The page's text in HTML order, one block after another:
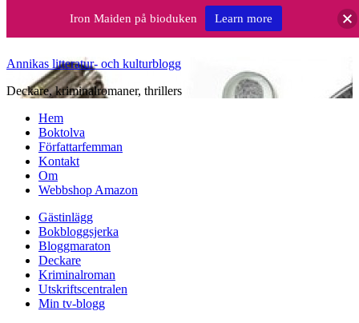
Annikas litteratur- och kulturblogg
Deckare, kriminalromaner, thrillers
Hem
Boktolva
Författarfemman
Kontakt
Om
Webbshop Amazon
Gästinlägg
Bokbloggsjerka
Bloggmaraton
Deckare
Kriminalroman
Utskriftscentralen
Min tv-blogg
Iron Maiden på bioduken Learn more